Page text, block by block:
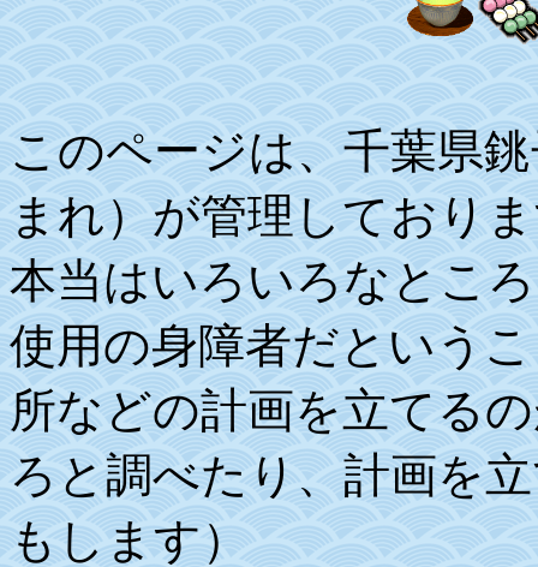
このページは、千葉県
まれ）が管理しており
本当はいろいろなとこ
使用の身障者だという
所などの計画を立てる
ろと調べたり、計画を
もします）